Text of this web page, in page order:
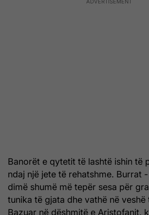
Banorët e qytetit të lashtë ishin të
ndaj një jete të rehatshme. Burrat
dimë shumë më tepër sesa për
tunika të gjata dhe vathë në veshë
Bazuar në dëshmitë e Aristofanit,